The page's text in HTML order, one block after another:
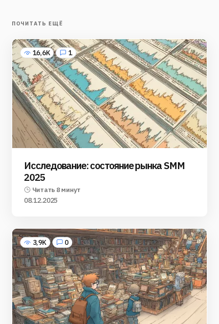
ПОЧИТАТЬ ЕЩЁ
16,6K 1
Исследование: состояние рынка SMM
2025
Читать 8 минут
08.12.2025
3,9K 0